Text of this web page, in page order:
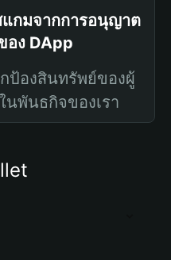
แกมจากการอนุญาต
อง DApp
ป้องสินทรัพย์ของผู้
นพันธกิจของเรา